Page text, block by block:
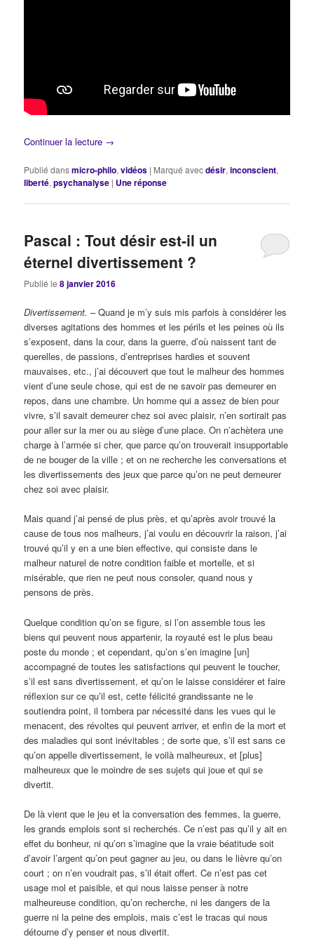
Continuer la lecture →
Publié dansmicro-philo,vidéos | Marqué avecdésir,inconscient,
liberté,psychanalyse | Uneréponse
Pascal : Tout désir est-il un
éternel divertissement ?
Publié le8 janvier 2016
Divertissement. – Quand je m’y suis mis parfois à considérer les
diverses agitations des hommes et les périls et les peines où ils
s’exposent, dans la cour, dans la guerre, d’où naissent tant de
querelles, de passions, d’entreprises hardies et souvent
mauvaises, etc., j’ai découvert que tout le malheur des hommes
vient d’une seule chose, qui est de ne savoir pas demeurer en
repos, dans une chambre. Un homme qui a assez de bien pour
vivre, s’il savait demeurer chez soi avec plaisir, n’en sortirait pas
pour aller sur la mer ou au siège d’une place. On n’achètera une
charge à l’armée si cher, que parce qu’on trouverait insupportable
de ne bouger de la ville ; et on ne recherche les conversations et
les divertissements des jeux que parce qu’on ne peut demeurer
chez soi avec plaisir.
Mais quand j’ai pensé de plus près, et qu’après avoir trouvé la
cause de tous nos malheurs, j’ai voulu en découvrir la raison, j’ai
trouvé qu’il y en a une bien effective, qui consiste dans le
malheur naturel de notre condition faible et mortelle, et si
misérable, que rien ne peut nous consoler, quand nous y
pensons de près.
Quelque condition qu’on se figure, si l’on assemble tous les
biens qui peuvent nous appartenir, la royauté est le plus beau
poste du monde ; et cependant, qu’on s’en imagine [un]
accompagné de toutes les satisfactions qui peuvent le toucher,
s’il est sans divertissement, et qu’on le laisse considérer et faire
réflexion sur ce qu’il est, cette félicité grandissante ne le
soutiendra point, il tombera par nécessité dans les vues qui le
menacent, des révoltes qui peuvent arriver, et enfin de la mort et
des maladies qui sont inévitables ; de sorte que, s’il est sans ce
qu’on appelle divertissement, le voilà malheureux, et [plus]
malheureux que le moindre de ses sujets qui joue et qui se
divertit.
De là vient que le jeu et la conversation des femmes, la guerre,
les grands emplois sont si recherchés. Ce n’est pas qu’il y ait en
effet du bonheur, ni qu’on s’imagine que la vraie béatitude soit
d’avoir l’argent qu’on peut gagner au jeu, ou dans le lièvre qu’on
court ; on n’en voudrait pas, s’il était offert. Ce n’est pas cet
usage mol et paisible, et qui nous laisse penser à notre
malheureuse condition, qu’on recherche, ni les dangers de la
guerre ni la peine des emplois, mais c’est le tracas qui nous
détourne d’y penser et nous divertit.